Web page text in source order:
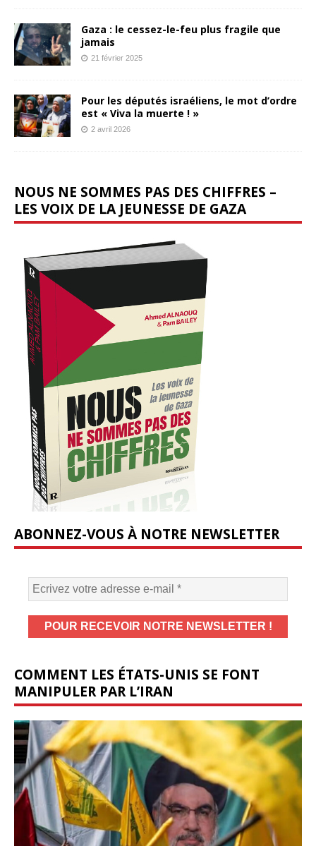
Gaza : le cessez-le-feu plus fragile que
jamais
21 février 2025
Pour les députés israéliens, le mot d’ordre
est « Viva la muerte ! »
2 avril 2026
NOUS NE SOMMES PAS DES CHIFFRES –
LES VOIX DE LA JEUNESSE DE GAZA
ABONNEZ-VOUS À NOTRE NEWSLETTER
COMMENT LES ÉTATS-UNIS SE FONT
MANIPULER PAR L’IRAN